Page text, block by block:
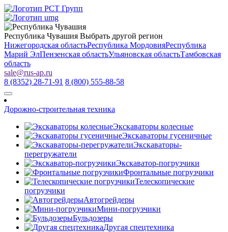
Республика Чувашия Выбрать другой регион
Нижегородская областьРеспублика МордовияРеспублика
Марий ЭлПензенская областьУльяновская областьТамбовская
область
sale@rus-ap.ru
8 (8352) 28-71-91 8 (800) 555-88-58
Дорожно-строительная техника
Экскаваторы колесные
Экскаваторы гусеничные
Экскаваторы-
перегружатели
Экскаватор-погрузчики
Фронтальные погрузчики
Телескопические
погрузчики
Автогрейдеры
Мини-погрузчики
Бульдозеры
Другая спецтехника